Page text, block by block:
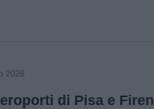
2026
di Pisa e